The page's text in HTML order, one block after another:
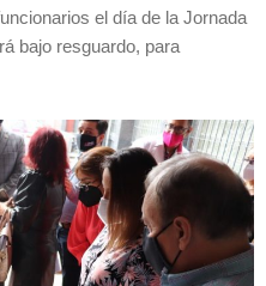
el día de la Jornada
bajo resguardo, para